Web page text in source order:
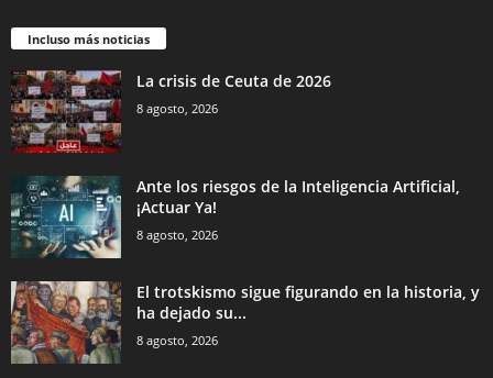
Incluso más noticias
La crisis de Ceuta de 2026
8 agosto, 2026
Ante los riesgos de la Inteligencia Artificial,
¡Actuar Ya!
8 agosto, 2026
El trotskismo sigue figurando en la historia, y
ha dejado su...
8 agosto, 2026